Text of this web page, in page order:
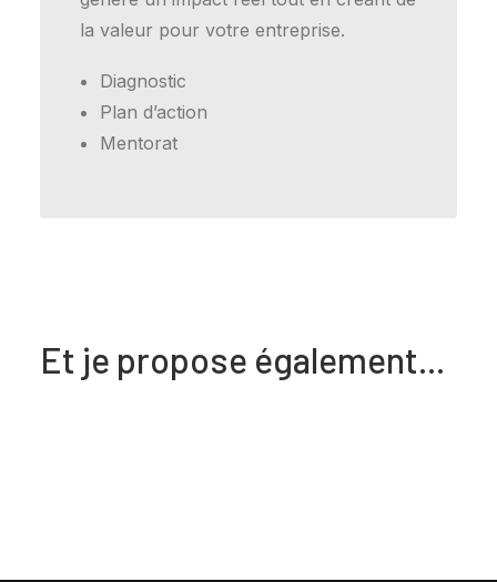
la valeur pour votre entreprise.
Diagnostic
Plan d’action
Mentorat
Et je propose également...